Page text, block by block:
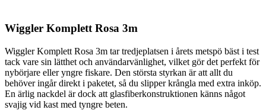
Wiggler Komplett Rosa 3m
Wiggler Komplett Rosa 3m tar tredjeplatsen i årets metspö bäst i test
tack vare sin lätthet och användarvänlighet, vilket gör det perfekt för
nybörjare eller yngre fiskare. Den största styrkan är att allt du
behöver ingår direkt i paketet, så du slipper krångla med extra inköp.
En ärlig nackdel är dock att glasfiberkonstruktionen känns något
svajig vid kast med tyngre beten.